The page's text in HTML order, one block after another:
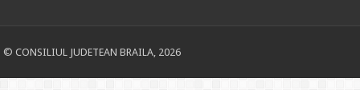
© CONSILIUL JUDETEAN BRAILA, 2026